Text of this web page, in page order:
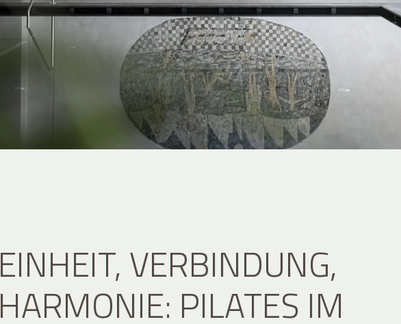
EINHEIT, VERBINDUNG,
HARMONIE: PILATES IM